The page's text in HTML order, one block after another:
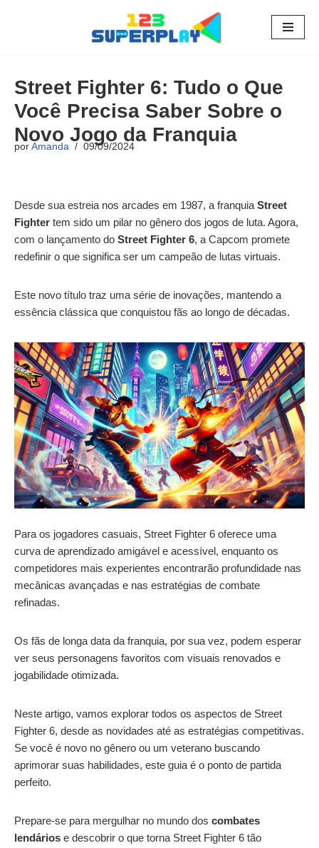
conteúdo
Street Fighter 6: Tudo o Que
Você Precisa Saber Sobre o
Novo Jogo da Franquia
por Amanda 09/09/2024
Desde sua estreia nos arcades em 1987, a franquia Street
Fighter tem sido um pilar no gênero dos jogos de luta. Agora,
com o lançamento do Street Fighter 6, a Capcom promete
redefinir o que significa ser um campeão de lutas virtuais.
Este novo título traz uma série de inovações, mantendo a
essência clássica que conquistou fãs ao longo de décadas.
Para os jogadores casuais, Street Fighter 6 oferece uma
curva de aprendizado amigável e acessível, enquanto os
competidores mais experientes encontrarão profundidade nas
mecânicas avançadas e nas estratégias de combate
refinadas.
Os fãs de longa data da franquia, por sua vez, podem esperar
ver seus personagens favoritos com visuais renovados e
jogabilidade otimizada.
Neste artigo, vamos explorar todos os aspectos de Street
Fighter 6, desde as novidades até as estratégias competitivas.
Se você é novo no gênero ou um veterano buscando
aprimorar suas habilidades, este guia é o ponto de partida
perfeito.
Prepare-se para mergulhar no mundo dos combates
lendários e descobrir o que torna Street Fighter 6 tão